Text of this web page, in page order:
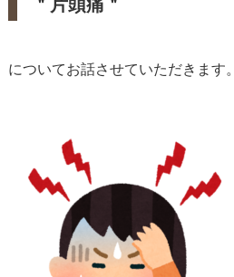
＂片頭痛＂
についてお話させていただきます。